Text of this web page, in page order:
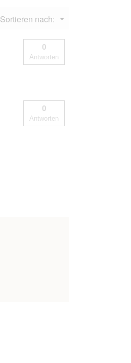
Sortieren nach: ▼
Menü
0
Antworten
0
Antworten